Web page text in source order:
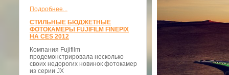
Подробнее...
СТИЛЬНЫЕ БЮДЖЕТНЫЕ
ФОТОКАМЕРЫ FUJIFILM FINEPIX
НА CES 2012
Компания Fujifilm
продемонстрировала несколько
своих недорогих новинок фотокамер
из серии JX